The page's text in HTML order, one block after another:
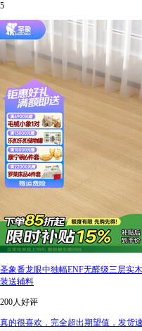
5
圣象番龙眼中独幅ENF无醛级三层实
装送辅料
200人好评
真的很喜欢，完全超出期望值，发货